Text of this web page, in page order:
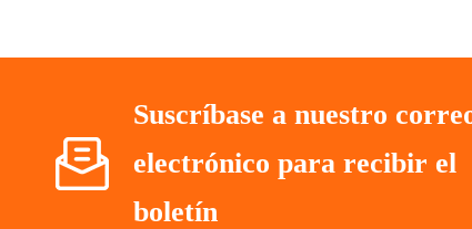
Suscríbase a nuestro
electrónico para recibir el
boletín